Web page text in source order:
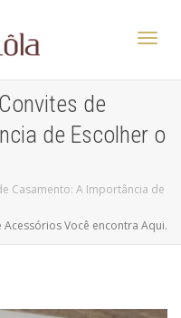
de
de Escolher o
Casamento: A Importância de
Acessórios Você encontra Aqui.